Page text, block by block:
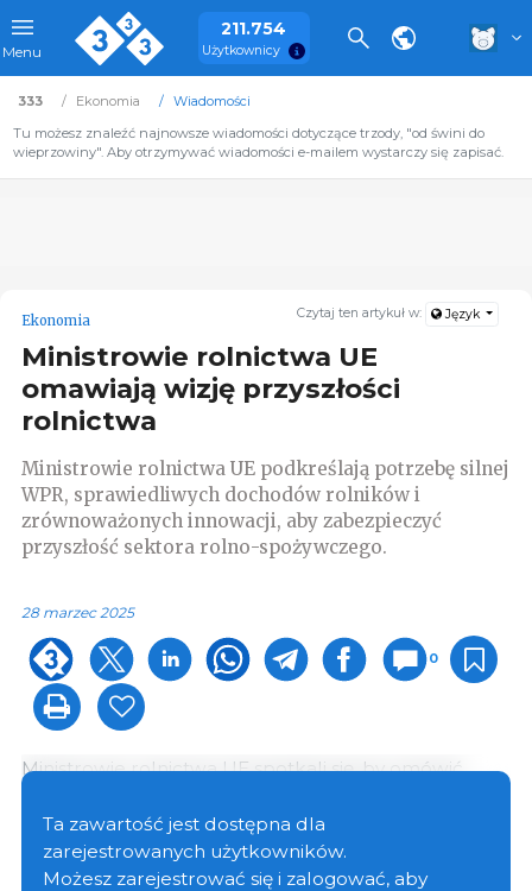
Menu
211.754
Użytkownicy
333 Ekonomia
Wiadomości
Tu możesz znaleźć najnowsze wiadomości dotyczące trzody, "od świni do
wieprzowiny". Aby otrzymywać wiadomości e-mailem wystarczy się zapisać.
Czytaj ten artykuł w: Język
Ekonomia
Ministrowie rolnictwa UE
omawiają wizję przyszłości
rolnictwa
Ministrowie rolnictwa UE podkreślają potrzebę silnej
WPR, sprawiedliwych dochodów rolników i
zrównoważonych innowacji, aby zabezpieczyć
przyszłość sektora rolno-spożywczego.
28 marzec 2025
0
Ministrowie rolnictwa UE spotkali się, by omówić
rolnictwa i strategii żywnościowej
zadowoleniem przyjęła strategię, podkreślając
znaczenie rolnictwa jako sektora strategicznego i
Ta zawartość jest dostępna dla
zarejestrowanych użytkowników.
Możesz zarejestrować się i zalogować, aby